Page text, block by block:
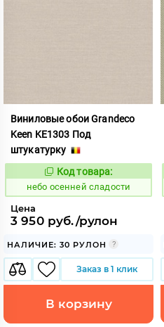
Виниловые обои Grandeco
Keen KE1303 Под
штукатурку
1117845
Код товара:
небо осенней сладости
Цена
3 950 руб./рулон
НАЛИЧИЕ: 30 РУЛОН
Заказ в 1 клик
В корзину